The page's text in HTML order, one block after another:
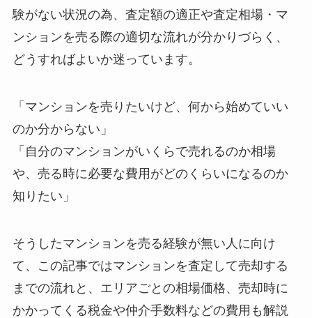
験がない状況の為、査定額の適正や査定相場・マ
ンションを売る際の適切な流れが分かりづらく、
どうすればよいか迷っています。
「マンションを売りたいけど、何から始めていい
のか分からない」
「自分のマンションがいくらで売れるのか相場
や、売る時に必要な費用がどのくらいになるのか
知りたい」
そうしたマンションを売る経験が無い人に向け
て、この記事ではマンションを査定して売却する
までの流れと、エリアごとの相場価格、売却時に
かかってくる税金や仲介手数料などの費用も解説